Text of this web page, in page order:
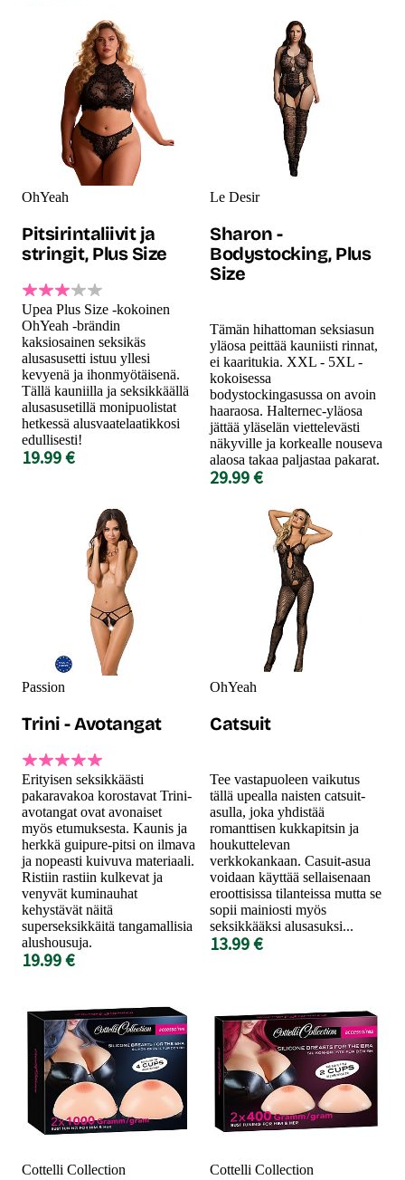
OhYeah
Pitsirintaliivit ja
stringit, Plus Size
Upea Plus Size -kokoinen
OhYeah -brändin
kaksiosainen seksikäs
alusasusetti istuu yllesi
kevyenä ja ihonmyötäisenä.
Tällä kauniilla ja seksikkäällä
alusasusetillä monipuolistat
hetkessä alusvaatelaatikkosi
edullisesti!
19.99 €
Le Desir
Sharon -
Bodystocking, Plus
Size
Tämän hihattoman seksiasun
yläosa peittää kauniisti rinnat,
ei kaaritukia. XXL - 5XL -
kokoisessa
bodystockingasussa on avoin
haaraosa. Halternec-yläosa
jättää yläselän viettelevästi
näkyville ja korkealle nouseva
alaosa takaa paljastaa pakarat.
29.99 €
Passion
Trini - Avotangat
Erityisen seksikkäästi
pakaravakoa korostavat Trini-
avotangat ovat avonaiset
myös etumuksesta. Kaunis ja
herkkä guipure-pitsi on ilmava
ja nopeasti kuivuva materiaali.
Ristiin rastiin kulkevat ja
venyvät kuminauhat
kehystävät näitä
superseksikkäitä tangamallisia
alushousuja.
19.99 €
OhYeah
Catsuit
Tee vastapuoleen vaikutus
tällä upealla naisten catsuit-
asulla, joka yhdistää
romanttisen kukkapitsin ja
houkuttelevan
verkkokankaan. Casuit-asua
voidaan käyttää sellaisenaan
eroottisissa tilanteissa mutta se
sopii mainiosti myös
seksikkääksi alusasuksi...
13.99 €
Cottelli Collection Cottelli Collection